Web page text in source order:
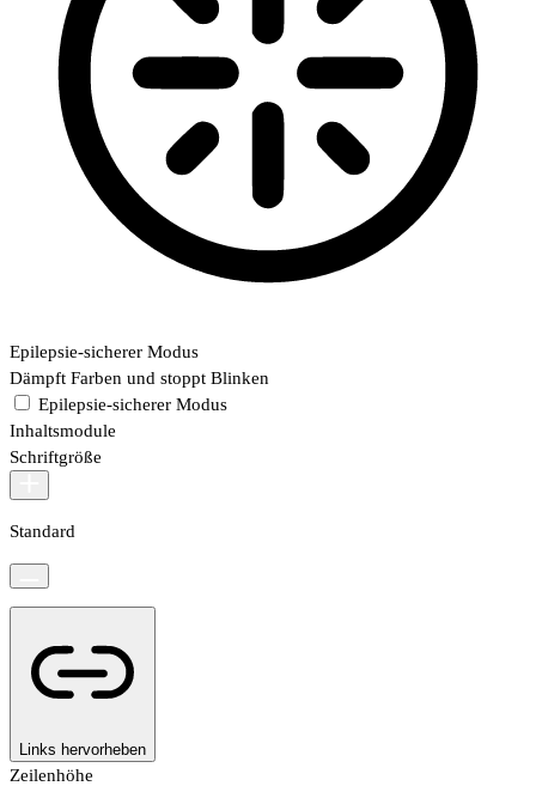
Epilepsie-sicherer Modus
Dämpft Farben und stoppt Blinken
Epilepsie-sicherer Modus
Inhaltsmodule
Schriftgröße
Standard
Links hervorheben
Zeilenhöhe